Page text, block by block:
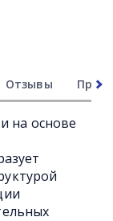
Отзывы Прочее
на основе